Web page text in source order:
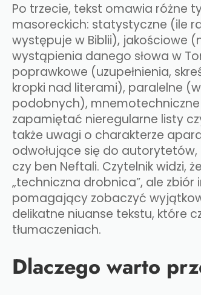
Po trzecie, tekst omawia różne
masoreckich: statystyczne (ile
występuje w Biblii), jakościowe
wystąpienia danego słowa w
poprawkowe (uzupełnienia,
kropki nad literami), paralelne
podobnych),
zapamiętać nieregularne listy
także uwagi o charakterze
odwołujące się do autorytetów,
czy ben Neftali. Czytelnik widzi,
„techniczna drobnica”, ale zbiór
pomagający zobaczyć
delikatne niuanse tekstu, które
tłumaczeniach.​
Dlaczego warto